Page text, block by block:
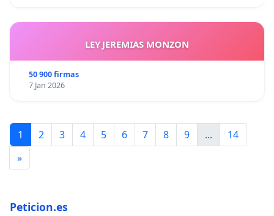
LEY JEREMIAS MONZON
50 900 firmas
7 Jan 2026
1 2 3 4 5 6 7 8 9 ...
14
»
Peticion.es